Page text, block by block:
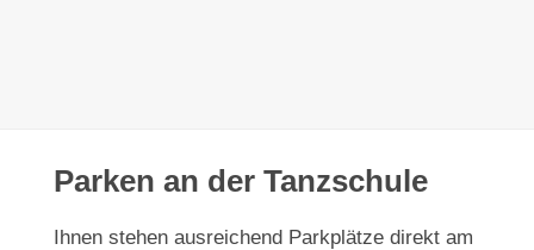
Parken an der Tanzschule
Ihnen stehen ausreichend Parkplätze direkt am